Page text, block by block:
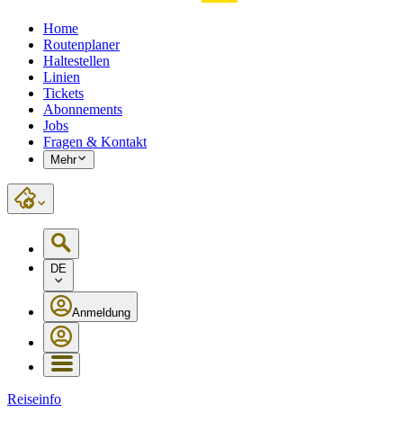
Home
Routenplaner
Haltestellen
Linien
Tickets
Abonnements
Jobs
Fragen & Kontakt
Mehr
DE
Anmeldung
Reiseinfo